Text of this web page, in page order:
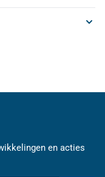
en acties